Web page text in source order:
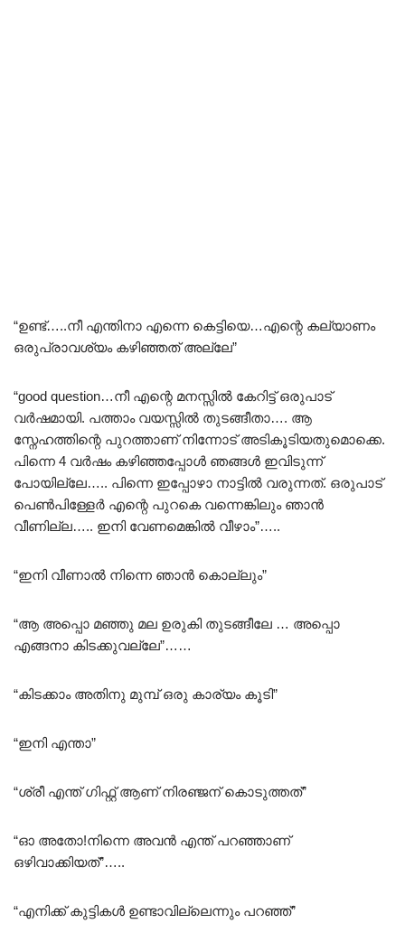
“ഉണ്ട്…..നീ എന്തിനാ എന്നെ കെട്ടിയെ…എന്റെ കല്യാണം
ഒരുപ്രാവശ്യം കഴിഞ്ഞത് അല്ലേ”
“good question…നീ എന്റെ മനസ്സിൽ കേറിട്ട് ഒരുപാട്
വർഷമായി. പത്താം വയസ്സിൽ തുടങ്ങീതാ…. ആ
സ്നേഹത്തിന്റെ പുറത്താണ് നിന്നോട് അടികൂടിയതുമൊക്കെ.
പിന്നെ 4 വർഷം കഴിഞ്ഞപ്പോൾ ഞങ്ങൾ ഇവിടുന്ന്
പോയില്ലേ….. പിന്നെ ഇപ്പോഴാ നാട്ടിൽ വരുന്നത്. ഒരുപാട്
പെൺപിള്ളേർ എന്റെ പുറകെ വന്നെങ്കിലും ഞാൻ
വീണില്ല….. ഇനി വേണമെങ്കിൽ വീഴാം”…..
“ഇനി വീണാൽ നിന്നെ ഞാൻ കൊല്ലും”
“ആ അപ്പൊ മഞ്ഞു മല ഉരുകി തുടങ്ങീലേ … അപ്പൊ
എങ്ങനാ കിടക്കുവല്ലേ”……
“കിടക്കാം അതിനു മുമ്പ് ഒരു കാര്യം കൂടി”
“ഇനി എന്താ”
“ശ്രീ എന്ത് ഗിഫ്റ്റ് ആണ് നിരഞ്ജന് കൊടുത്തത്”
“ഓ അതോ!നിന്നെ അവൻ എന്ത് പറഞ്ഞാണ്
ഒഴിവാക്കിയത്”…..
“എനിക്ക് കുട്ടികൾ ഉണ്ടാവില്ലെന്നും പറഞ്ഞ്”